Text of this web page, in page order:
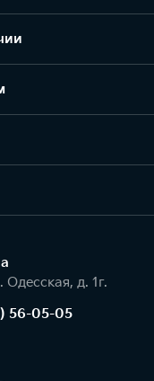
Одесская, д. 1г.
56-05-05